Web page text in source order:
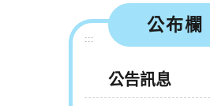
:::
公布欄
公告訊息